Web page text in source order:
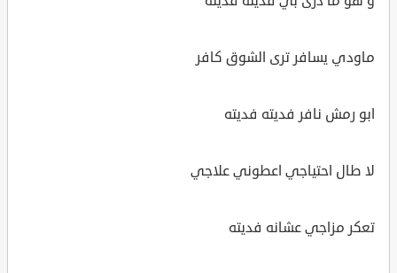
ماودي يسافر ترى الشوق كافر
ابو رمش نافر فديته فديته
لا طال احتياجي اعطوني علاجي
تعكر مزاجي عشانه فديته